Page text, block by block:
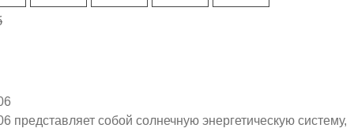
представляет собой солнечную энергетическую систему,